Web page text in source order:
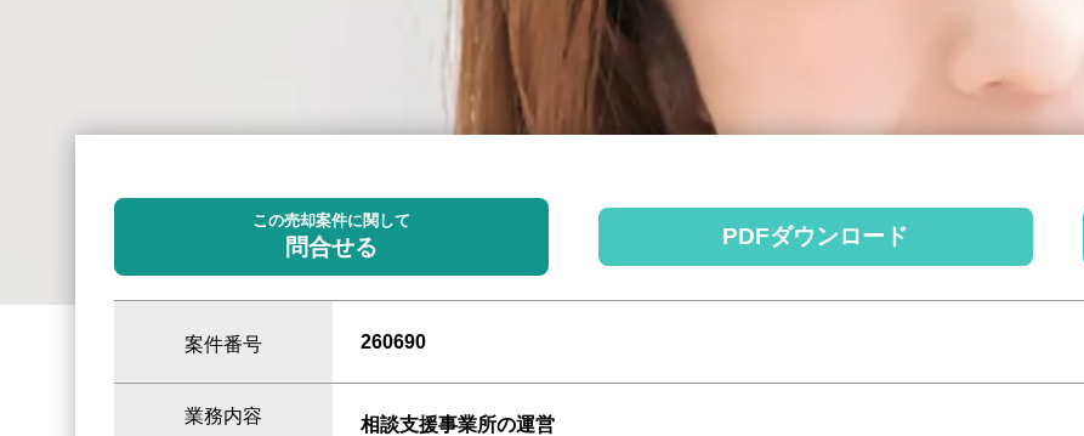
この売却案件に関して
問合せる PDFダウンロード
案件番号 260690
業務内容 相談支援事業所の運営